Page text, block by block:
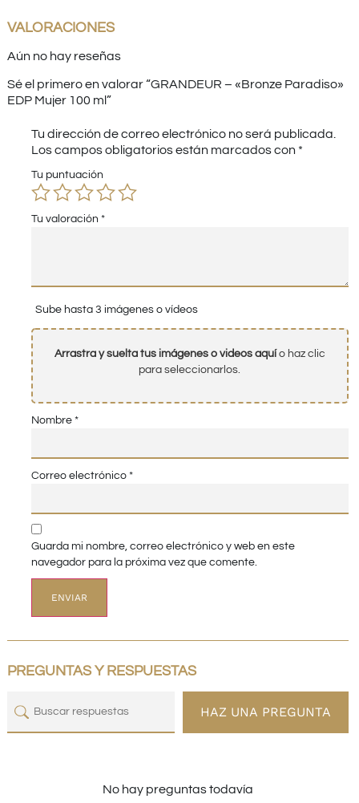
VALORACIONES
Aún no hay reseñas
Sé el primero en valorar “GRANDEUR – «Bronze Paradiso»
EDP Mujer 100 ml”
Tu dirección de correo electrónico no será publicada.
Los campos obligatorios están marcados con *
Tu puntuación
Tu valoración *
Sube hasta 3 imágenes o vídeos
Arrastra y suelta tus imágenes o videos aquío haz clic
para seleccionarlos.
Nombre *
Correo electrónico *
Guarda mi nombre, correo electrónico y web en este
navegador para la próxima vez que comente.
PREGUNTAS Y RESPUESTAS
HAZ UNA PREGUNTA
No hay preguntas todavía